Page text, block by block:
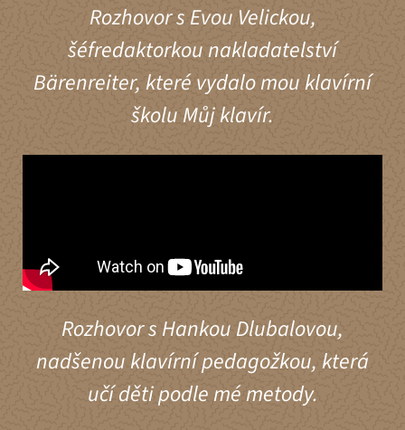
Rozhovor s Evou Velickou,
šéfredaktorkou nakladatelství
Bärenreiter, které vydalo mou klavírní
školu Můj klavír.
Rozhovor s Hankou Dlubalovou,
nadšenou klavírní pedagožkou, která
učí děti podle mé metody.